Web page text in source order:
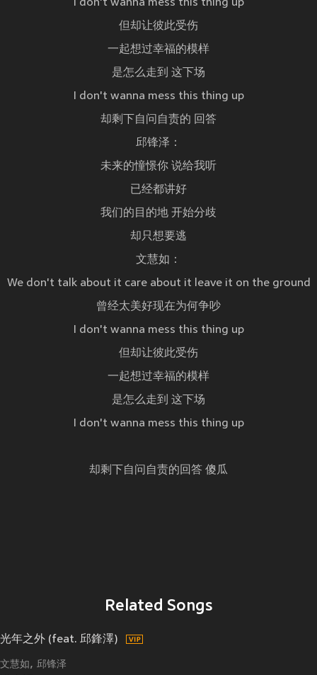
I don't wanna mess this thing up
但却让彼此受伤
一起想过幸福的模样
是怎么走到 这下场
I don't wanna mess this thing up
却剩下自问自责的 回答
邱锋泽：
未来的憧憬你 说给我听
已经都讲好
我们的目的地 开始分歧
却只想要逃
文慧如：
We don't talk about it care about it leave it on the ground
曾经太美好现在为何争吵
I don't wanna mess this thing up
但却让彼此受伤
一起想过幸福的模样
是怎么走到 这下场
I don't wanna mess this thing up
却剩下自问自责的回答 傻瓜
Related Songs
光年之外 (feat. 邱鋒澤)
文慧如 邱锋泽